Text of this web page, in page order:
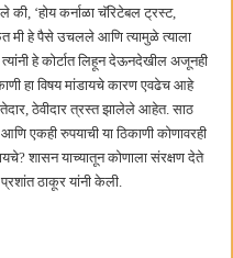
की, ‘होय कर्नाळा चॅरिटेबल ट्रस्ट,
मी हे पैसे उचलले आणि त्यामुळे त्याला
हे कोर्टात लिहून देऊनदेखील अजूनही
हा विषय मांडायचे कारण एवढेच आहे
ठेवीदार त्रस्त झालेले आहेत. साठ
एकही रुपयाची या ठिकाणी कोणावरही
शासन याच्यातून कोणाला संरक्षण देते
ठाकूर यांनी केली.